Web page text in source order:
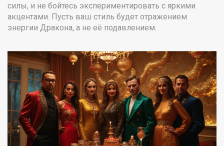
силы, и не бойтесь экспериментировать с яркими
акцентами. Пусть ваш стиль будет отражением
энергии Дракона, а не её подавлением.